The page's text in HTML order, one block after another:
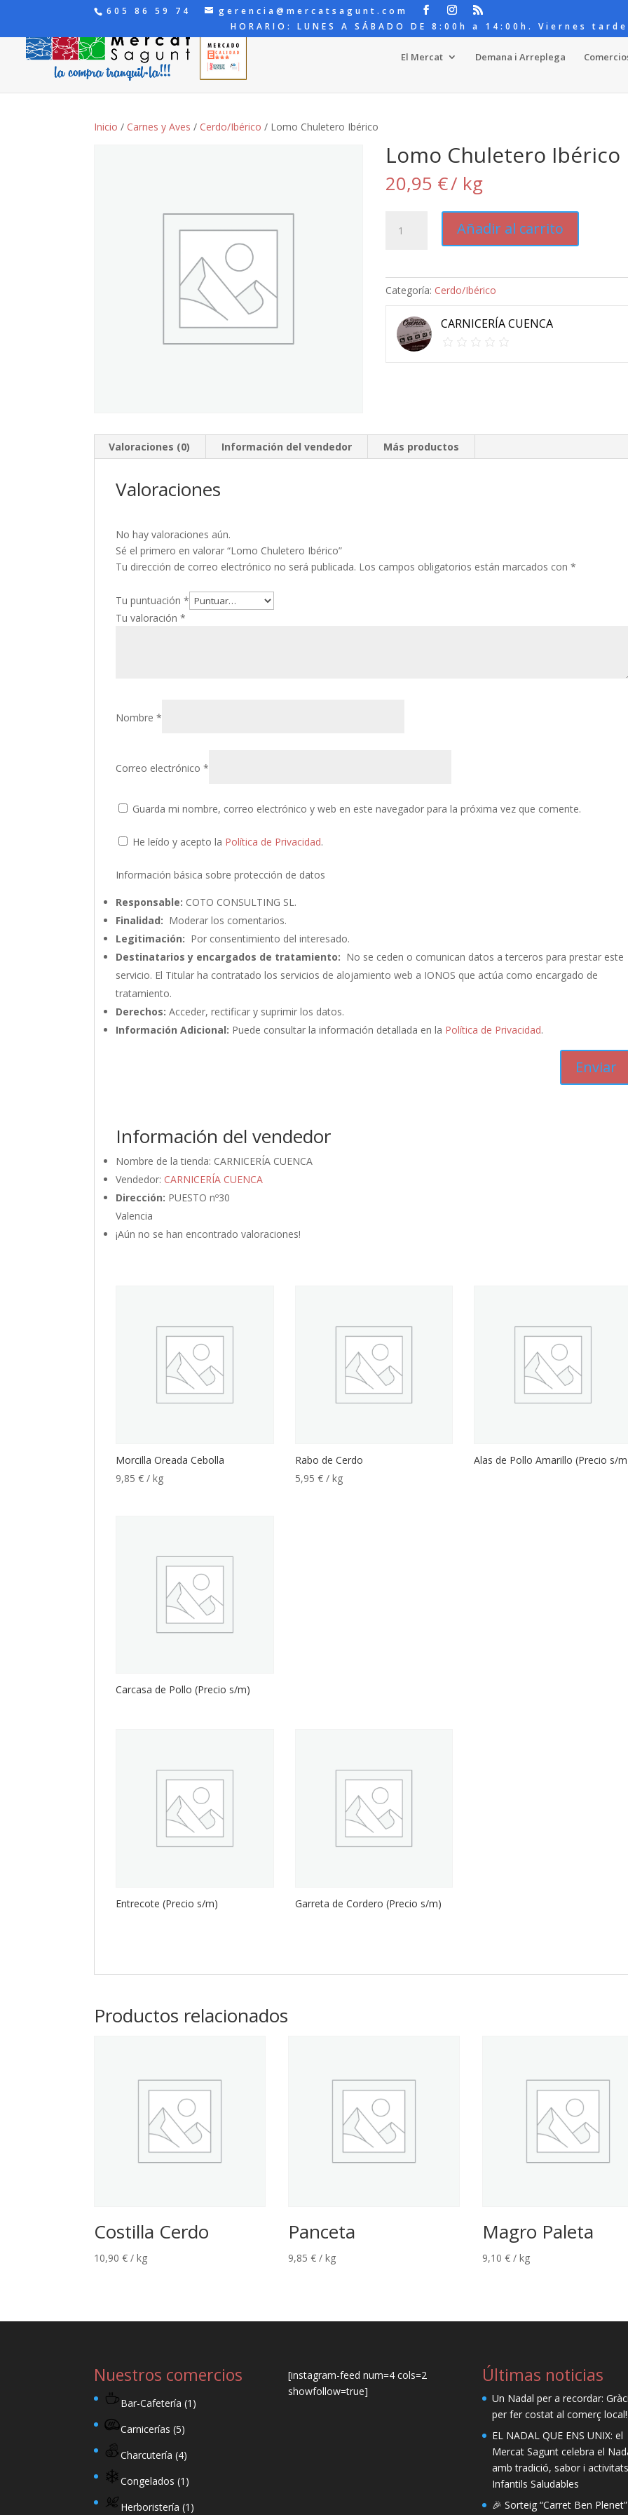
605 86 59 74
gerencia@mercatsagunt.com
HORARIO: LUNES A SÁBADO DE 8:00h a 14:00h. Viernes
El Mercat Demana i Arreplega
Inicio / Carnes y Aves / Cerdo/Ibérico / Lomo Chuletero Ibérico
Lomo Chuletero Ibérico
20,95 €/ kg
Chuletero
Añadir al carrito
Categoría: Cerdo/Ibérico
CARNICERÍA CUENCA
Valoraciones (0) Información del vendedor Más productos
Valoraciones
No hay valoraciones aún.
Sé el primero en valorar “Lomo Chuletero Ibérico”
Tu dirección de correo electrónico no será publicada. Los campos obligatorios están marcados con*
Tu puntuación*
Tu valoración*
Nombre*
Correo electrónico*
Guarda mi nombre, correo electrónico y web en este navegador para la próxima vez que comente.
He leído y acepto la Política de Privacidad.
Información básica sobre protección de datos
Responsable: COTO CONSULTING SL.
Finalidad: Moderar los comentarios.
Legitimación: Por consentimiento del interesado.
Destinatarios y encargados de tratamiento: No se ceden o comunican datos a terceros para prestar este
servicio. El Titular ha contratado los servicios de alojamiento web a IONOS que actúa como encargado de
tratamiento.
Derechos: Acceder, rectificar y suprimir los datos.
Información Adicional: Puede consultar la información detallada en la Política de Privacidad.
Información del vendedor
Nombre de la tienda: CARNICERÍA CUENCA
Vendedor: CARNICERÍA CUENCA
Dirección: PUESTO nº30
Valencia
¡Aún no se han encontrado valoraciones!
Morcilla Oreada Cebolla
9,85€ / kg
Rabo de Cerdo
5,95 € / kg
Alas de Pollo Amarillo (Precio s/
Carcasa de Pollo (Precio s/m)
Entrecote (Precio s/m) Garreta de Cordero (Precio s/m)
Productos relacionados
Costilla Cerdo
10,90€ / kg
Panceta
9,85€ / kg
Magro Paleta
9,10€ / kg
Nuestros comercios
Bar-Cafetería (1)
Carnicerías (5)
Charcutería (4)
Congelados (1)
Herboristería (1)
[instagram-feed num=4 cols=2
showfollow=true]
Últimas noticias
Un Nadal per a recordar:
per fer costat al comerç local!
EL NADAL QUE ENS UNIX: el
Mercat Sagunt celebra el
amb tradició, sabor i
Infantils Saludables
🎉 Sorteig “Carret Ben